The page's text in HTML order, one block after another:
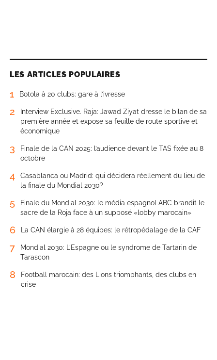
LES ARTICLES POPULAIRES
1 Botola à 20 clubs: gare à l’ivresse
2
Interview Exclusive. Raja: Jawad Ziyat dresse le bilan de sa
première année et expose sa feuille de route sportive et
économique
3
Finale de la CAN 2025: l’audience devant le TAS fixée au 8
octobre
4
Casablanca ou Madrid: qui décidera réellement du lieu de
la finale du Mondial 2030?
5
Finale du Mondial 2030: le média espagnol ABC brandit le
sacre de la Roja face à un supposé «lobby marocain»
6 La CAN élargie à 28 équipes: le rétropédalage de la CAF
7
Mondial 2030: L’Espagne ou le syndrome de Tartarin de
Tarascon
8
Football marocain: des Lions triomphants, des clubs en
crise